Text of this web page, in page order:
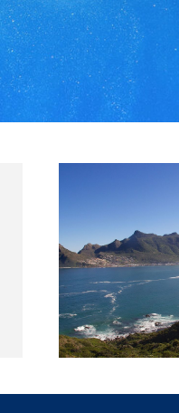
Надо заразить людей
морю. Тогда они сами
Антуан де Сент-